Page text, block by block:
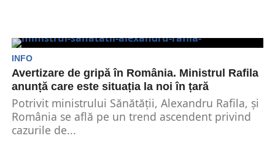
INFO
Avertizare de gripă în România. Ministrul Rafila
anunță care este situația la noi în țară
Potrivit ministrului Sănătății, Alexandru Rafila, și
România se află pe un trend ascendent privind
cazurile de...